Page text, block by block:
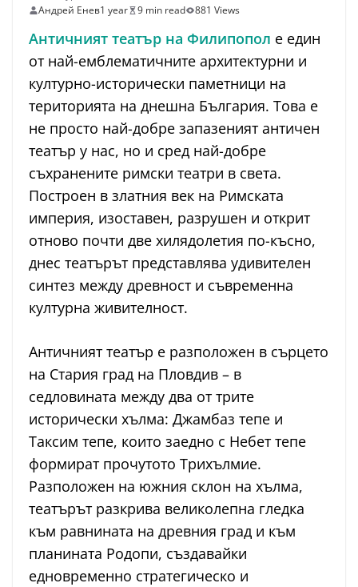
Андрей Енев1 year 9 min read 881 Views
Античният театър на Филипопол е един
от най-емблематичните архитектурни и
културно-исторически паметници на
територията на днешна България. Това е
не просто най-добре запазеният античен
театър у нас, но и сред най-добре
съхранените римски театри в света.
Построен в златния век на Римската
империя, изоставен, разрушен и открит
отново почти две хилядолетия по-късно,
днес театърът представлява удивителен
синтез между древност и съвременна
културна живителност.
Античният театър е разположен в сърцето
на Стария град на Пловдив – в
седловината между два от трите
исторически хълма: Джамбаз тепе и
Таксим тепе, които заедно с Небет тепе
формират прочутото Трихълмие.
Разположен на южния склон на хълма,
театърът разкрива великолепна гледка
към равнината на древния град и към
планината Родопи, създавайки
едновременно стратегическо и